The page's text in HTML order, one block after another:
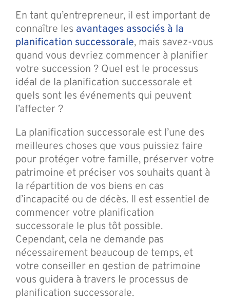
En tant qu’entrepreneur, il est important de
connaître les avantages associés à la
planification successorale, mais savez-vous
quand vous devriez commencer à planifier
votre succession ? Quel est le processus
idéal de la planification successorale et
quels sont les événements qui peuvent
l’affecter ?
La planification successorale est l’une des
meilleures choses que vous puissiez faire
pour protéger votre famille, préserver votre
patrimoine et préciser vos souhaits quant à
la répartition de vos biens en cas
d’incapacité ou de décès. Il est essentiel de
commencer votre planification
successorale le plus tôt possible.
Cependant, cela ne demande pas
nécessairement beaucoup de temps, et
votre conseiller en gestion de patrimoine
vous guidera à travers le processus de
planification successorale.